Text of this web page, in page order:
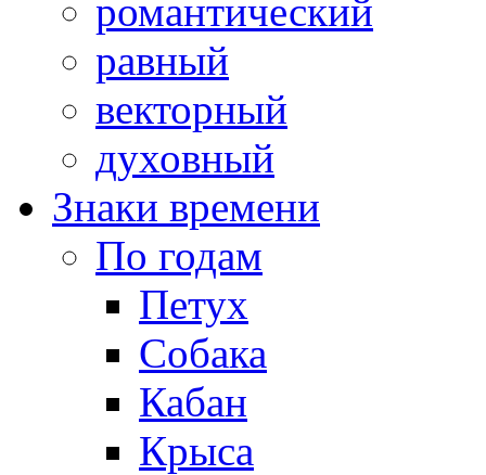
романтический
равный
векторный
духовный
Знаки времени
По годам
Петух
Собака
Кабан
Крыса